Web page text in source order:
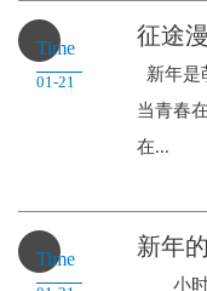
Time
01-21
征途
新年是
当青春
在...
Time 新年
小时